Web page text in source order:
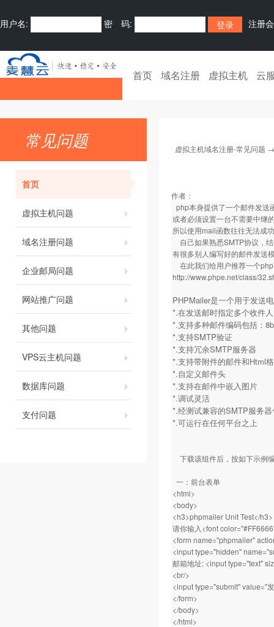
用户名: 密 码: 注册
首页 域名注册 虚拟主机 云
常见问题
首页
虚拟主机问题
域名注册问题
企业邮局问题
网站推广问题
其他问题
VPS云主机问题
数据库问题
支付问题
虚拟主机域名注册-常见问题
作者：
php本身提供了一个邮件发送
或者必须设置一台不需要中继
所以使用mail函数往往无法成
自己如果熟悉SMTP协议，
有很多别人编写好的邮件发送
在此我们给用户推荐一个
http://www.phpe.net/class/
PHPMailer是一个用于发送
*.在发送邮时指定多个收件
*.支持多种邮件编码包括：
*.支持SMTP验证
*.支持冗余SMTP服务器
*.支持带附件的邮件和Html
*.自定义邮件头
*.支持在邮件中嵌入图片
*.调试灵活
*.经测试兼容的SMTP服务
*.可运行在任何平台之上
下载该组件后，按如下示例
一：前台表单
<html>
<body>
<h3>phpmailer Unit Test</h3>
请你输入<font
<form name="phpmailer"
<input type="hidden"
邮箱地址: <input type="text"
<br/>
<input type="submit" value="
</form>
</body>
</html>